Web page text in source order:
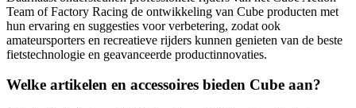
Team of Factory Racing de ontwikkeling van Cube producten met
hun ervaring en suggesties voor verbetering, zodat ook
amateursporters en recreatieve rijders kunnen genieten van de beste
fietstechnologie en geavanceerde productinnovaties.
Welke artikelen en accessoires bieden Cube aan?